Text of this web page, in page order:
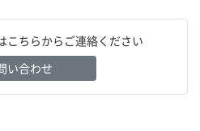
こちらからご連絡ください
い合わせ